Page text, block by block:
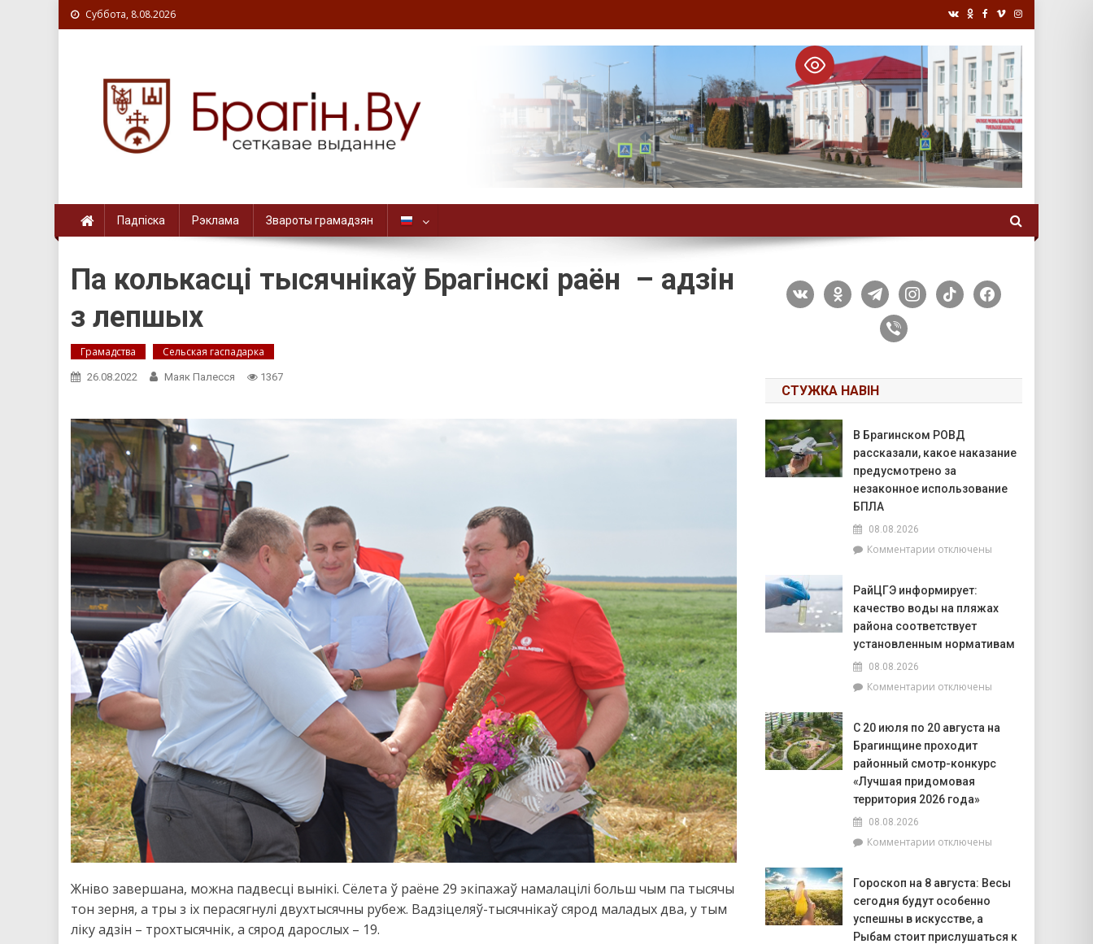
Суббота, 8.08.2026
Падпіска Рэклама Звароты грамадзян
Па колькасці тысячнікаў Брагінскі раён – адзін
з лепшых
Грамадства Сельская гаспадарка
26.08.2022 Маяк Палесся 1367
Жніво завершана, можна падвесці вынікі. Сёлета ў раёне 29 экіпажаў намалацілі больш чым па тысячы
тон зерня, а тры з іх перасягнулі двухтысячны рубеж. Вадзіцеляў-тысячнікаў сярод маладых два, у тым
ліку адзін – трохтысячнік, а сярод дарослых – 19.
vkontakteodnoklassniki
telegraminstagram
tiktok facebook
viber
СТУЖКА НАВІН
В Брагинском РОВД
рассказали, какое наказание
предусмотрено за
незаконное использование
БПЛА
08.08.2026
Комментариик
Брагинском
РОВД
рассказали,
какое
за
БПЛА
отключены
РайЦГЭ информирует:
качество воды на пляжах
района соответствует
установленным нормативам
08.08.2026
Комментариик
информирует:
качество
воды
на
пляжах
района
установленным
отключены
С 20 июля по 20 августа на
Брагинщине проходит
районный смотр-конкурс
«Лучшая придомовая
территория 2026 года»
08.08.2026
Комментариик
20
июля
по
20
отключены
Гороскоп на 8 августа: Весы
сегодня будут особенно
успешны в искусстве, а
Рыбам стоит прислушаться к